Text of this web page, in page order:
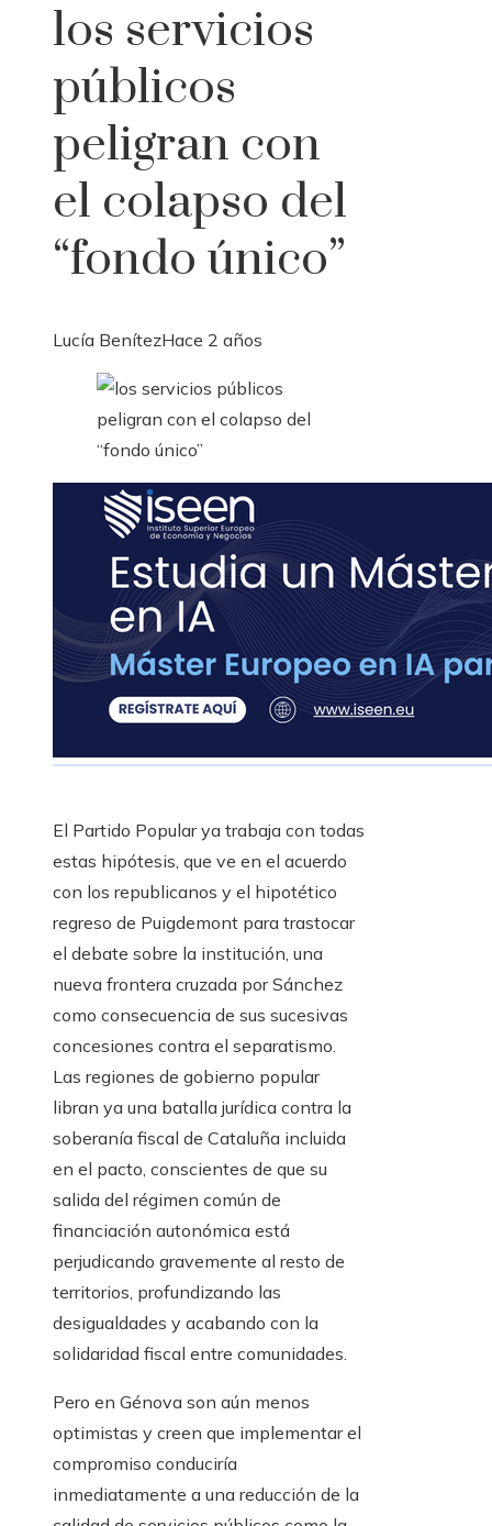
los servicios
públicos
peligran con
el colapso del
“fondo único”
Lucía BenítezHace 2 años
El Partido Popular ya trabaja con todas
estas hipótesis, que ve en el acuerdo
con los republicanos y el hipotético
regreso de Puigdemont para trastocar
el debate sobre la institución, una
nueva frontera cruzada por Sánchez
como consecuencia de sus sucesivas
concesiones contra el separatismo.
Las regiones de gobierno popular
libran ya una batalla jurídica contra la
soberanía fiscal de Cataluña incluida
en el pacto, conscientes de que su
salida del régimen común de
financiación autonómica está
perjudicando gravemente al resto de
territorios, profundizando las
desigualdades y acabando con la
solidaridad fiscal entre comunidades.
Pero en Génova son aún menos
optimistas y creen que implementar el
compromiso conduciría
inmediatamente a una reducción de la